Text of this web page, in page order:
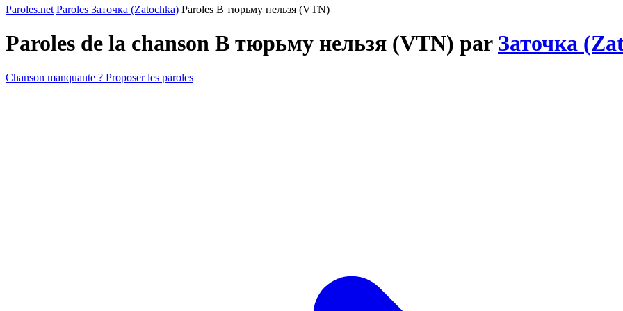
Paroles.net Paroles Заточка (Zatochka) Paroles В тюрьму нeльзя (VTN)
Paroles de la chanson В тюрьму нeльзя (VTN) par Заточка
Chanson manquante ? Proposer les paroles